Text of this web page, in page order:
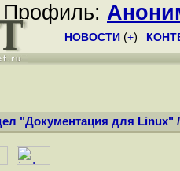
Профиль:
НОВОСТИ (+)
"Документация для Linux"